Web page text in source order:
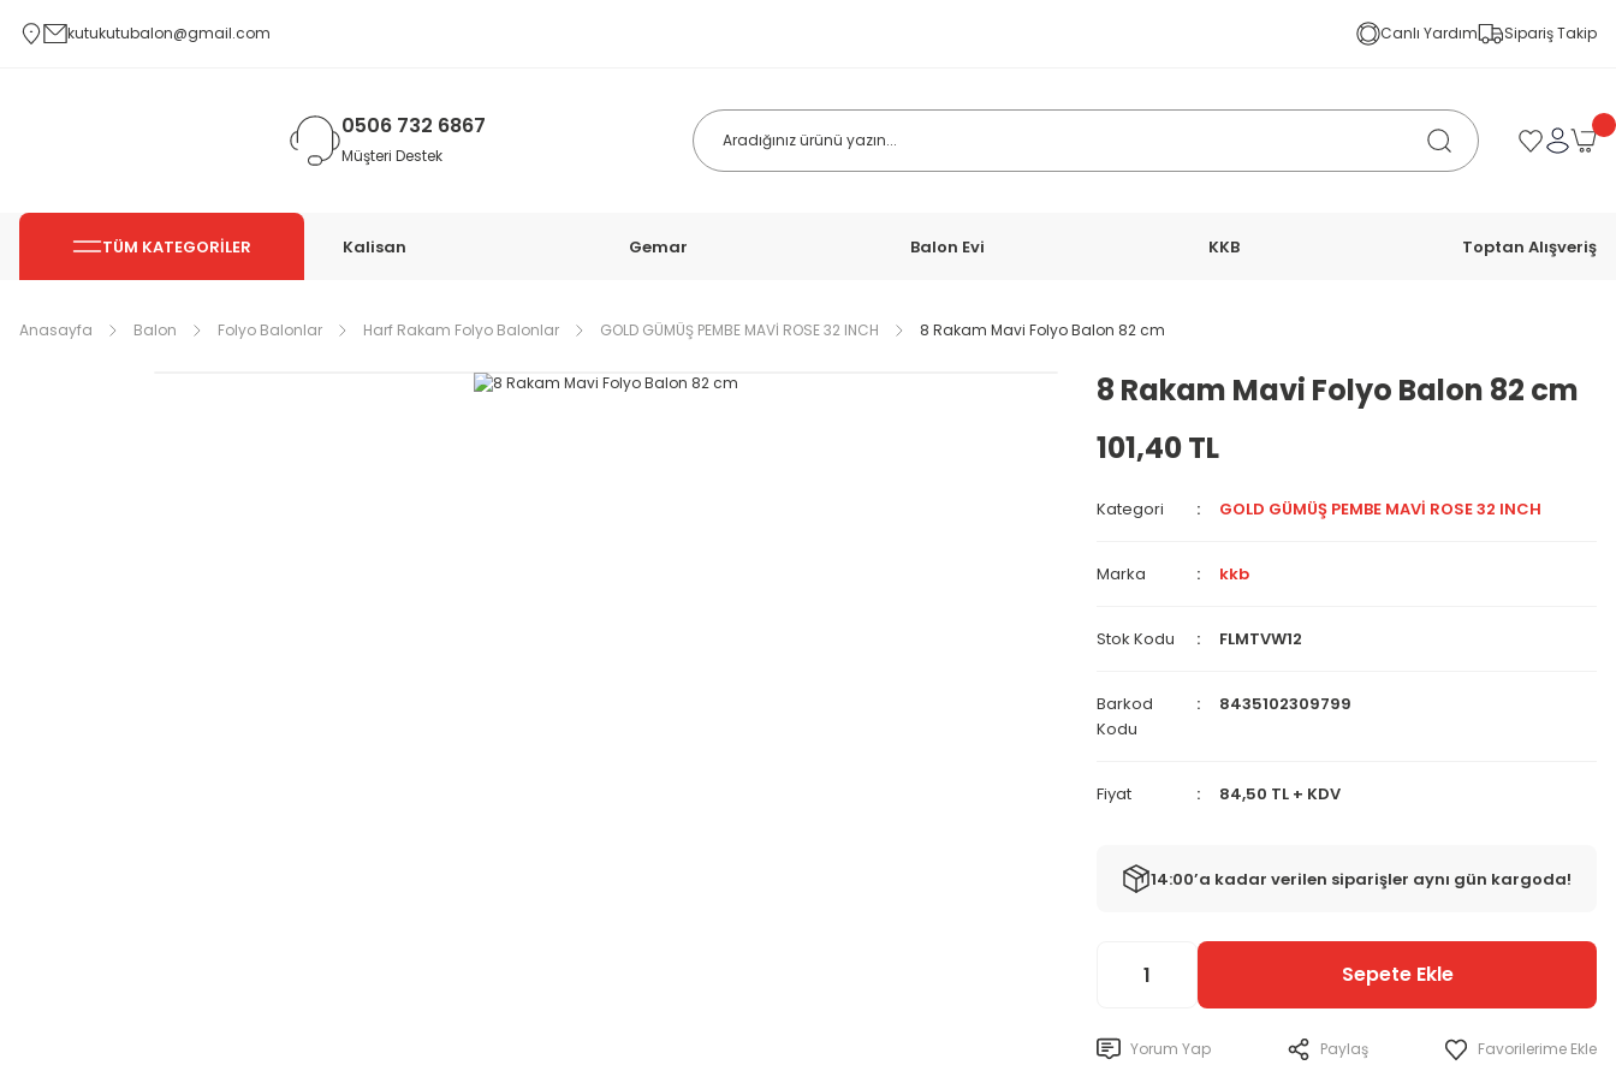
kutukutubalon@gmail.com Canlı Yardım Sipariş Takip
0506 732 6867
Müşteri Destek
TÜM KATEGORİLER Kalisan Gemar Balon Evi KKB Toptan Alışveriş
Anasayfa Balon Folyo Balonlar Harf Rakam Folyo Balonlar GOLD GÜMÜŞ PEMBE MAVİ ROSE 32 INCH 8 Rakam Mavi Folyo Balon 82 cm
8 Rakam Mavi Folyo Balon 82 cm
101,40 TL
Kategori GOLD GÜMÜŞ PEMBE MAVİ ROSE 32 INCH
Marka kkb
Stok Kodu FLMTVW12
Barkod
Kodu
8435102309799
Fiyat 84,50 TL + KDV
14:00’a kadar verilen siparişler aynı gün kargoda!
Sepete Ekle
Yorum Yap Paylaş